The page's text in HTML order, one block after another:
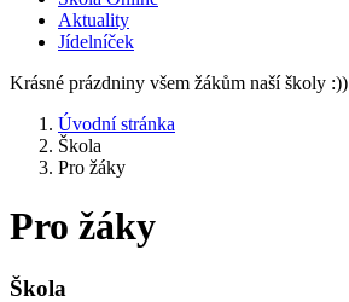
Aktuality
Jídelníček
Krásné prázdniny všem žákům naší školy :))
Úvodní stránka
Škola
Pro žáky
Pro žáky
Škola